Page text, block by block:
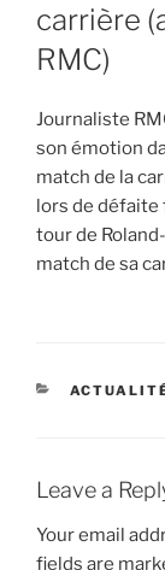
carrière
RMC)
Journaliste
son émotion
match de la
lors de défaite
tour de
match de sa
Leave a
Your email
fields are